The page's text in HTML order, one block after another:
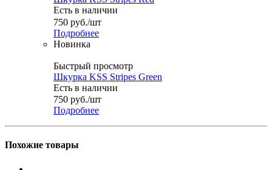
Есть в наличии
750 руб./шт
Подробнее
Новинка
Быстрый просмотр
Шкурка KSS Stripes Green
Есть в наличии
750 руб./шт
Подробнее
Похожие товары